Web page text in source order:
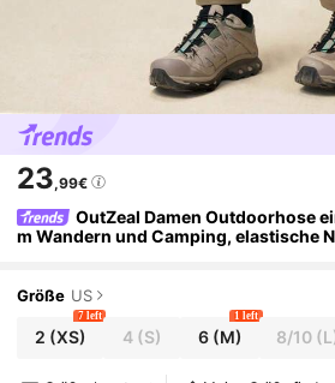
23,99€
OutZeal Damen Outdoorhose
m Wandern und Camping, elastische
Größe US
2 (XS)
7 left
4(S) 6(M)
1 left
8/10